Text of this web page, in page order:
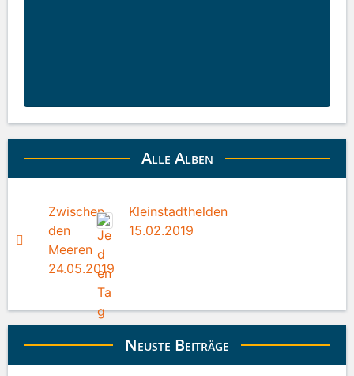
Alle Alben
Zwischen
den
Meeren
24.05.2019
Kleinstadthelden
15.02.2019
Neuste Beiträge